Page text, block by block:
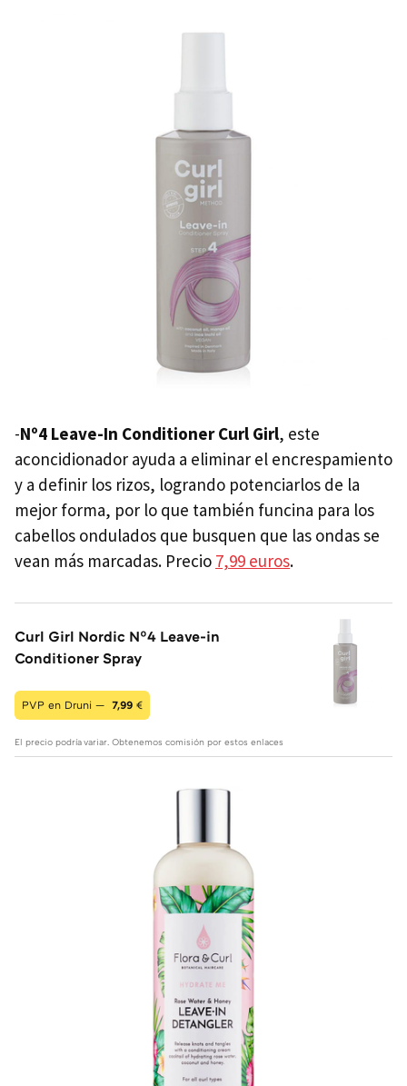
-Nº4 Leave-In Conditioner Curl Girl, este
aconcidionador ayuda a eliminar el encrespamiento
y a definir los rizos, logrando potenciarlos de la
mejor forma, por lo que también funcina para los
cabellos ondulados que busquen que las ondas se
vean más marcadas. Precio 7,99 euros.
Curl Girl Nordic Nº4 Leave-in
Conditioner Spray
PVP en Druni — 7,99 €
El precio podría variar. Obtenemos comisión por estos enlaces